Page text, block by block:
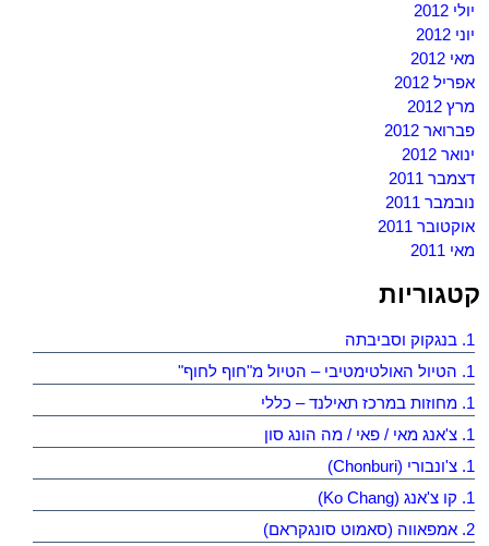
יולי 2012
יוני 2012
מאי 2012
אפריל 2012
מרץ 2012
פברואר 2012
ינואר 2012
דצמבר 2011
נובמבר 2011
אוקטובר 2011
מאי 2011
קטגוריות
1. בנגקוק וסביבתה
1. הטיול האולטימטיבי – הטיול מ"חוף לחוף"
1. מחוזות במרכז תאילנד – כללי
1. צ'אנג מאי / פאי / מה הונג סון
1. צ'ונבורי (Chonburi)
1. קו צ'אנג (Ko Chang)
2. אמפאווה (סאמוט סונגקראם)